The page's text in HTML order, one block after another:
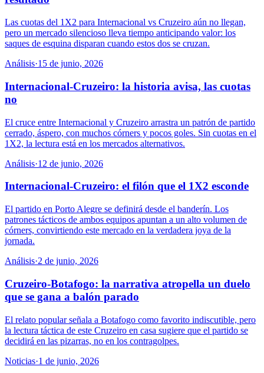
Las cuotas del 1X2 para Internacional vs Cruzeiro aún no llegan,
pero un mercado silencioso lleva tiempo anticipando valor: los
saques de esquina disparan cuando estos dos se cruzan.
Análisis·15 de junio, 2026
Internacional-Cruzeiro: la historia avisa, las cuotas
no
El cruce entre Internacional y Cruzeiro arrastra un patrón de partido
cerrado, áspero, con muchos córners y pocos goles. Sin cuotas en el
1X2, la lectura está en los mercados alternativos.
Análisis·12 de junio, 2026
Internacional-Cruzeiro: el filón que el 1X2 esconde
El partido en Porto Alegre se definirá desde el banderín. Los
patrones tácticos de ambos equipos apuntan a un alto volumen de
córners, convirtiendo este mercado en la verdadera joya de la
jornada.
Análisis·2 de junio, 2026
Cruzeiro-Botafogo: la narrativa atropella un duelo
que se gana a balón parado
El relato popular señala a Botafogo como favorito indiscutible, pero
la lectura táctica de este Cruzeiro en casa sugiere que el partido se
decidirá en las pizarras, no en los contragolpes.
Noticias·1 de junio, 2026